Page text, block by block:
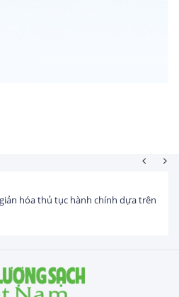
TƯ
ký vào Việt Nam đạt gần 25 tỷ